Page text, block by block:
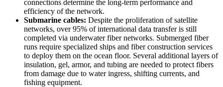
connections determine the long-term performance and
efficiency of the network.
Submarine cables: Despite the proliferation of satellite
networks, over 95% of international data transfer is still
completed via underwater fiber networks. Submerged fiber
runs require specialized ships and fiber construction services
to deploy them on the ocean floor. Several additional layers of
insulation, gel, armor, and tubing are needed to protect fibers
from damage due to water ingress, shifting currents, and
fishing equipment.